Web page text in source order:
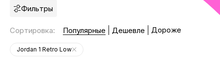
Фильтры
Сортировка: Популярные Дешевле Дороже
Jordan 1 Retro Low